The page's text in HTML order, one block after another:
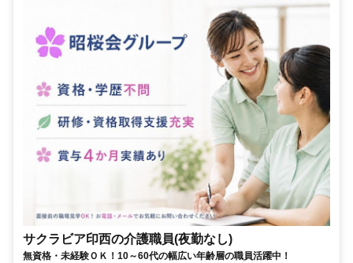
サクラビア印西の介護職員(夜勤なし)
無資格・未経験ＯＫ！10～60代の幅広い年齢層の職員活躍中！